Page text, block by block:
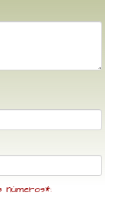
números*: